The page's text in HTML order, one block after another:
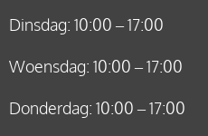
Dinsdag: 10:00 – 17:00
Woensdag: 10:00 – 17:00
Donderdag: 10:00 – 17:00